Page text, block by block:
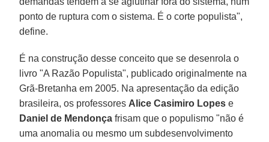
ponto de ruptura com o sistema. É o corte populista",
define.
É na construção desse conceito que se desenrola o
livro "A Razão Populista", publicado originalmente na
Grã-Bretanha em 2005. Na apresentação da edição
brasileira, os professores Alice Casimiro Lopes e
Daniel de Mendonça frisam que o populismo "não é
uma anomalia ou mesmo um subdesenvolvimento